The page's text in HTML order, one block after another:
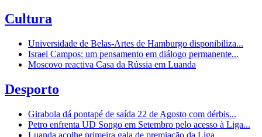
Cultura
Universidade de Belas-Artes de Hamburgo disponibiliza...
Israel Campos: um pensamento em diálogo permanente...
Moscovo reactiva Casa da Rússia em Luanda
Desporto
Girabola dá pontapé de saída 22 de Agosto com dérbis...
Petro enfrenta UD Songo em Setembro pelo acesso à Liga...
Luanda acolhe primeira gala de premiação da Liga